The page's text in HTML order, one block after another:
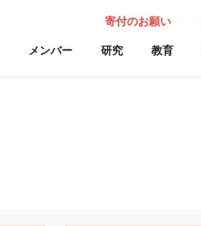
寄付のお願い
メンバー 研究 教育